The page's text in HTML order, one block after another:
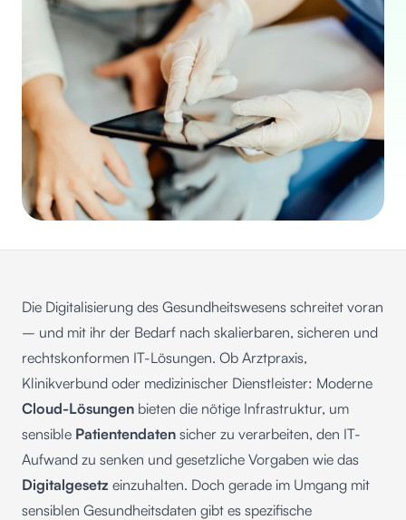
Die Digitalisierung des Gesundheitswesens schreitet voran
– und mit ihr der Bedarf nach skalierbaren, sicheren und
rechtskonformen IT-Lösungen. Ob Arztpraxis,
Klinikverbund oder medizinischer Dienstleister: Moderne
Cloud-Lösungen bieten die nötige Infrastruktur, um
sensible Patientendaten sicher zu verarbeiten, den IT-
Aufwand zu senken und gesetzliche Vorgaben wie das
Digitalgesetz einzuhalten. Doch gerade im Umgang mit
sensiblen Gesundheitsdaten gibt es spezifische